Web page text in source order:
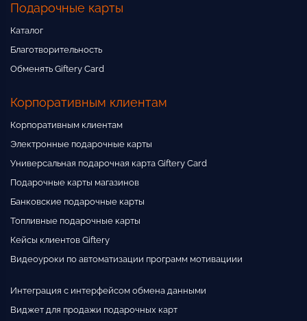
12450 р
15450 р
15750 р
20750 р
25750 р
Подарочные карты
Каталог
Благотворительность
Обменять Giftery Card
Корпоративным клиентам
Корпоративным клиентам
Электронные подарочные карты
Универсальная подарочная карта Giftery Card
Подарочные карты магазинов
Банковские подарочные карты
Топливные подарочные карты
Кейсы клиентов Giftery
Видеоуроки по автоматизации программ мотивациии
Интеграция с интерфейсом обмена данными
Виджет для продажи подарочных карт